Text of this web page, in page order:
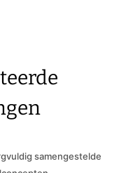
samengestelde